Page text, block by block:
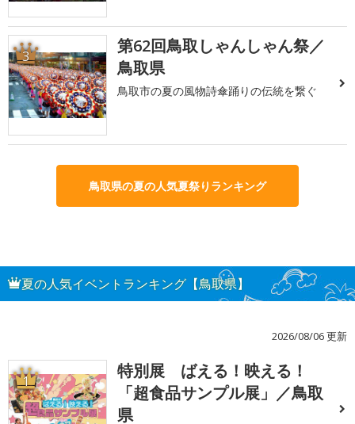
3
第62回鳥取しゃんしゃん祭／
鳥取県
鳥取市の夏の風物詩傘踊りの伝統を繋ぐ
鳥取県の夏の人気夏祭りランキング
夏の人気イベントランキング【鳥取県】
2026/08/06 更新
1
特別展 ばえる！映える！
「超食品サンプル展」／鳥取
県